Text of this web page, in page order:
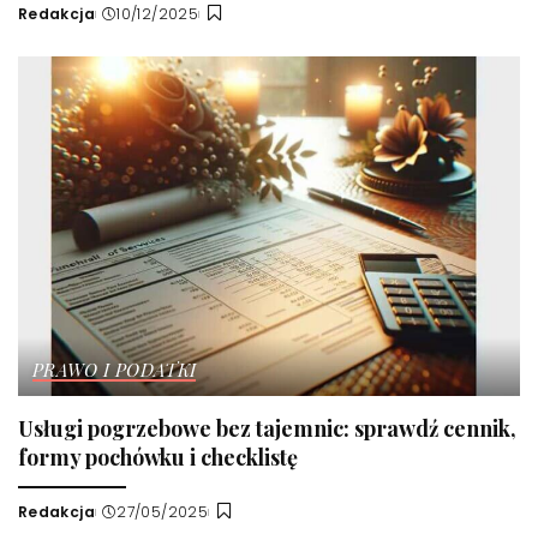
Wysłany
Redakcja 10/12/2025
PRAWO I PODATKI
Usługi pogrzebowe bez tajemnic: sprawdź cennik,
formy pochówku i checklistę
Wysłany
Redakcja 27/05/2025